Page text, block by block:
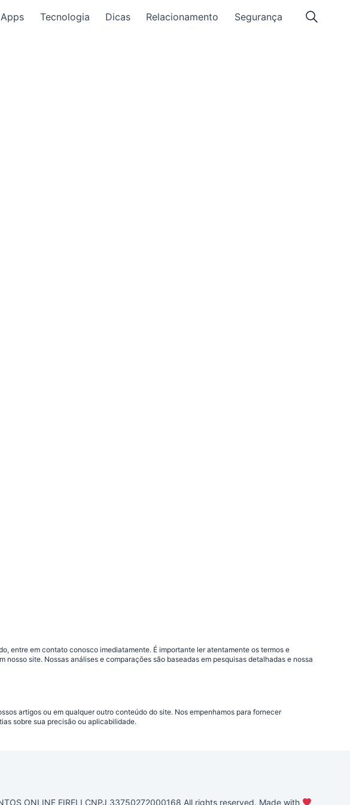
Apps Tecnologia Dicas Relacionamento Segurança
entre em contato conosco imediatamente. É importante ler atentamente os termos e
site. Nossas análises e comparações são baseadas em pesquisas detalhadas e nossa
artigos ou em qualquer outro conteúdo do site. Nos empenhamos para fornecer
sobre sua precisão ou aplicabilidade.
ONLINE EIRELI CNPJ 33750272000168 All rights reserved. Made with